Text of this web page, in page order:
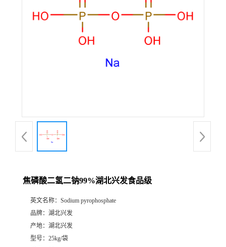
焦磷酸二氢二钠99%湖北兴发食品级
英文名称： Sodium pyrophosphate
品牌： 湖北兴发
产地： 湖北兴发
型号： 25kg/袋